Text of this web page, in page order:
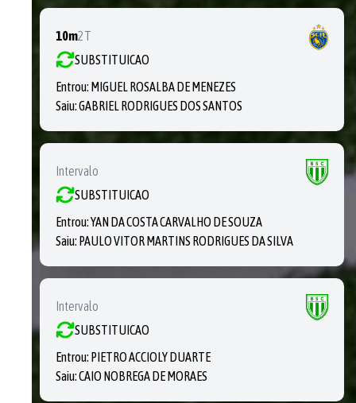
10m2T
SUBSTITUICAO
Entrou: MIGUEL ROSALBA DE MENEZES
Saiu:GABRIEL RODRIGUES DOS SANTOS
Intervalo
SUBSTITUICAO
Entrou:YAN DA COSTA CARVALHO DE SOUZA
Saiu: PAULO VITOR MARTINS RODRIGUES DA SILVA
Intervalo
SUBSTITUICAO
Entrou: PIETRO ACCIOLY DUARTE
Saiu:CAIO NOBREGA DE MORAES